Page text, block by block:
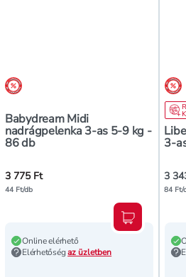
árréscsökkentés
Babydream Midi
nadrágpelenka 3-as 5-9 kg -
86 db
3 775 Ft
44 Ft/db
Online elérhető
Elérhetőségaz üzletben
Kosárba
3-
3
84 Ft/